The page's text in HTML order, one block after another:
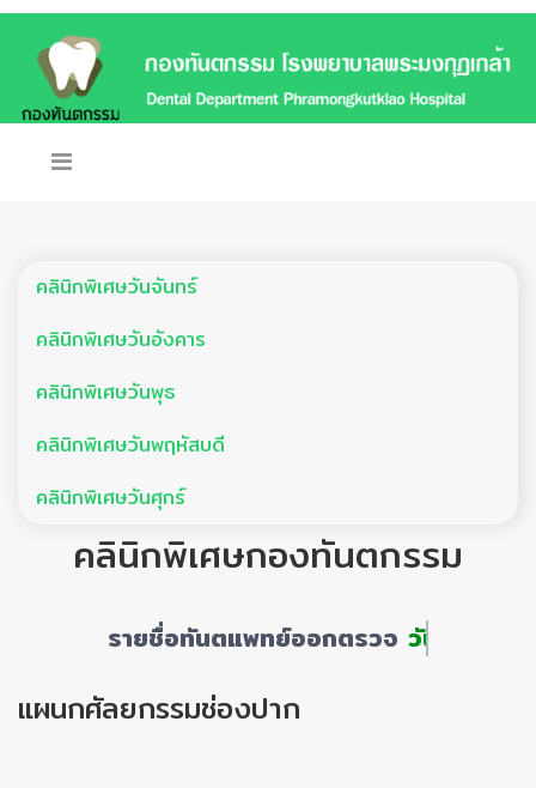
คลินิกพิเศษวันจันทร์
คลินิกพิเศษวันอังคาร
คลินิกพิเศษวันพุธ
คลินิกพิเศษวันพฤหัสบดี
คลินิกพิเศษวันศุกร์
คลินิกพิเศษกองทันตกรรม
รายชื่อทันตแพทย์ออกตรวจ วันพุธ
แผนกศัลยกรรมช่องปาก